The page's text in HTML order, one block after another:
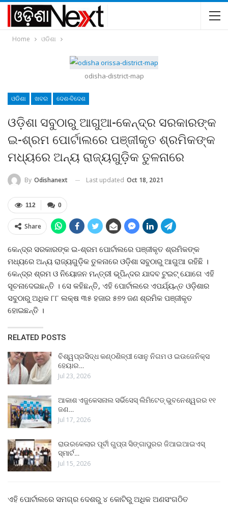
Home ଓଡିଶା
odisha-district-map
ଓଡିଶା ଖବର ଦେଶ-ବିଦେଶ
ଓଡ଼ିଶା ସବୁଠାରୁ ଆଗୁଆ-କେନ୍ଦ୍ର ସରକାରଙ୍କ
ଇ-ଶ୍ରମ ପୋର୍ଟାଲରେ ପଞ୍ଜୀକୃତ ଶ୍ରମିକଙ୍କ
ମଧ୍ୟରେ ଅନ୍ୟ ରାଜ୍ୟଗୁଡ଼ିକ ତୁଳନାରେ
By Odishanext Last updated Oct 18, 2021
0
112
Share
କେନ୍ଦ୍ର ସରକାରଙ୍କ ଇ-ଶ୍ରମ ପୋର୍ଟାଲରେ ପଞ୍ଜୀକୃତ ଶ୍ରମିକଙ୍କ
ମଧ୍ୟରେ ଅନ୍ୟ ରାଜ୍ୟଗୁଡ଼ିକ ତୁଳନାରେ ଓଡ଼ିଶା ସବୁଠାରୁ ଆଗୁଆ ରହିଛି ।
କେନ୍ଦ୍ର ଶ୍ରମ ଓ ନିୟୋଜନ ମନ୍ତ୍ରୀ ଭୂପିନ୍ଦର ଯାଦବ ଟୁଇଟ୍‍ ଯୋଗେ ଏହି
ସୂଚନାଦେଇଛନ୍ତି । ସେ କହିଛନ୍ତି, ଏହି ପୋର୍ଟାଲରେ ଏପର୍ଯ୍ୟନ୍ତ ଓଡ଼ିଶାର
ସବୁଠାରୁ ଅଧିକ ୮୮ ଲକ୍ଷ ୩୫ ହଜାର ୫୭୨ ଜଣ ଶ୍ରମିକ ପଞ୍ଜୀକୃତ
ହୋଇଛନ୍ତି ।
RELATED POSTS
ବିଶ୍ୱପ୍ରସିଦ୍ଧ କଣ୍ଠଶିଳ୍ପୀ ସୋନୁ ନିଗମ ଓ ଇଉଜେନିକ୍ସ
ହେୟାର…
Jul 23, 2026
ଆକାଶ ଏଜୁକେସନାଲ ସର୍ଭିସେସ୍ ଲିମିଟେଡ୍ ଭୁବନେଶ୍ୱରର ୧୧
ଜଣ…
Jul 17, 2026
ରାଉରକେଲାର ପୂର୍ବୀ ଗୁପ୍ତା ସିଙ୍ଗାପୁରର ଜିଆଇଆଇଏସ୍
ସ୍ମାର୍ଟ…
Jul 15, 2026
ଏହି ପୋର୍ଟାଲରେ ସମଗ୍ର ଦେଶରୁ ୪ କୋଟିରୁ ଅଧିକ ଅଣସଂଗଠିତ